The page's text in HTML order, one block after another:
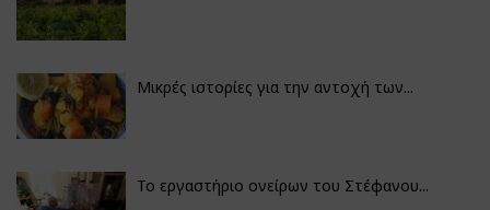
Μικρές ιστορίες για την αντοχή των...
Το εργαστήριο ονείρων του Στέφανου...